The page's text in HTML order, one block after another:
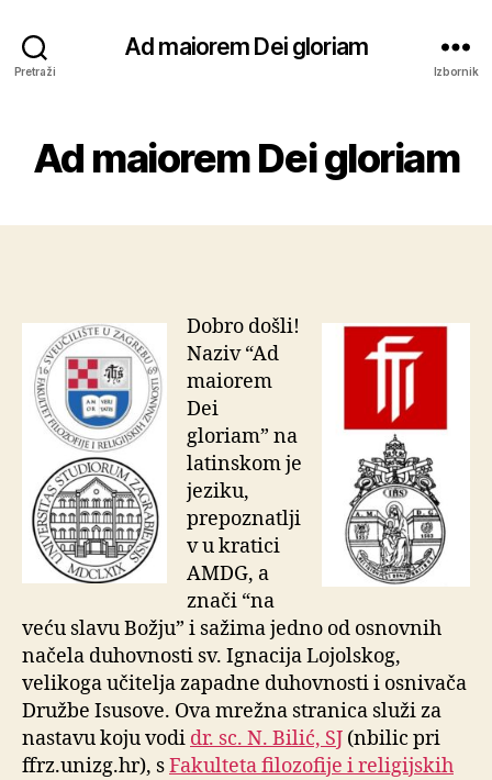
Pretraži
Ad maiorem Dei gloriam
Izbornik
Ad maiorem Dei gloriam
Dobro došli!
Naziv “Ad
maiorem
Dei
gloriam” na
latinskom je
jeziku,
prepoznatlji
v u kratici
AMDG, a
znači “na
veću slavu Božju” i sažima jedno od osnovnih
načela duhovnosti sv. Ignacija Lojolskog,
velikoga učitelja zapadne duhovnosti i osnivača
Družbe Isusove. Ova mrežna stranica služi za
nastavu koju vodi dr. sc. N. Bilić, SJ (nbilic pri
ffrz.unizg.hr), sFakulteta filozofije i religijskih